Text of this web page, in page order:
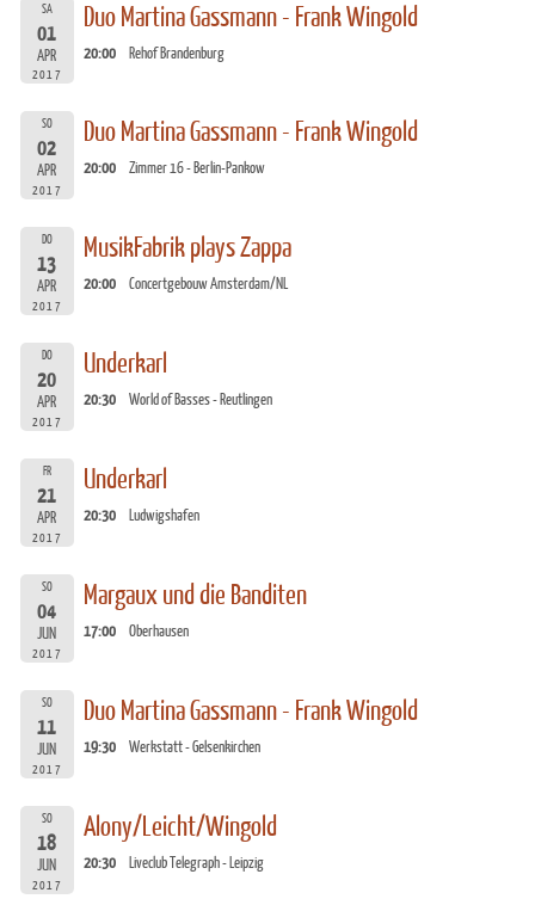
SA
01
APR
2017
Duo Martina Gassmann - Frank Wingold
20:00 Rehof Brandenburg
SO
02
APR
2017
Duo Martina Gassmann - Frank Wingold
20:00 Zimmer 16 - Berlin-Pankow
DO
13
APR
2017
MusikFabrik plays Zappa
20:00 Concertgebouw Amsterdam/NL
DO
20
APR
2017
Underkarl
20:30 World of Basses - Reutlingen
FR
21
APR
2017
Underkarl
20:30 Ludwigshafen
SO
04
JUN
2017
Margaux und die Banditen
17:00 Oberhausen
SO
11
JUN
2017
Duo Martina Gassmann - Frank Wingold
19:30 Werkstatt - Gelsenkirchen
SO
18
JUN
2017
Alony/Leicht/Wingold
20:30 Liveclub Telegraph - Leipzig